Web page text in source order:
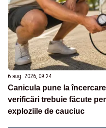
6 aug. 2026, 09:24
Canicula pune la
verificări trebuie făcute
exploziile de cauciuc